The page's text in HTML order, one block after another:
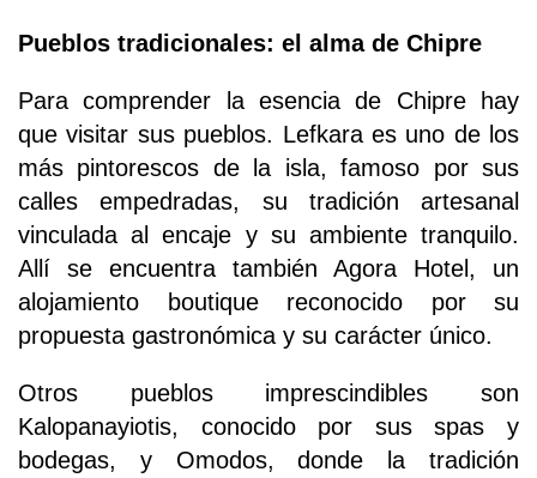
Pueblos tradicionales: el alma de Chipre
Para comprender la esencia de Chipre hay
que visitar sus pueblos. Lefkara es uno de los
más pintorescos de la isla, famoso por sus
calles empedradas, su tradición artesanal
vinculada al encaje y su ambiente tranquilo.
Allí se encuentra también Agora Hotel, un
alojamiento boutique reconocido por su
propuesta gastronómica y su carácter único.
Otros pueblos imprescindibles son
Kalopanayiotis, conocido por sus spas y
bodegas, y Omodos, donde la tradición